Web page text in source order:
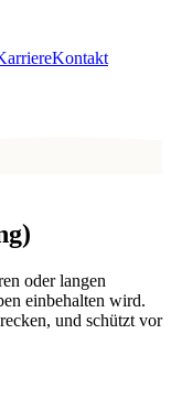
Kontakt
oder langen
einbehalten wird.
und schützt vor